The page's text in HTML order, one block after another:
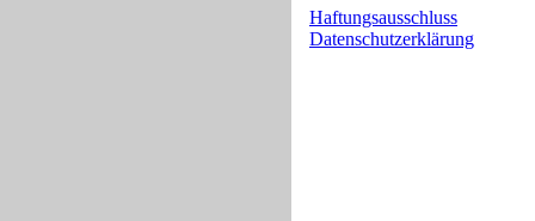
Haftungsausschluss
Datenschutzerklärung